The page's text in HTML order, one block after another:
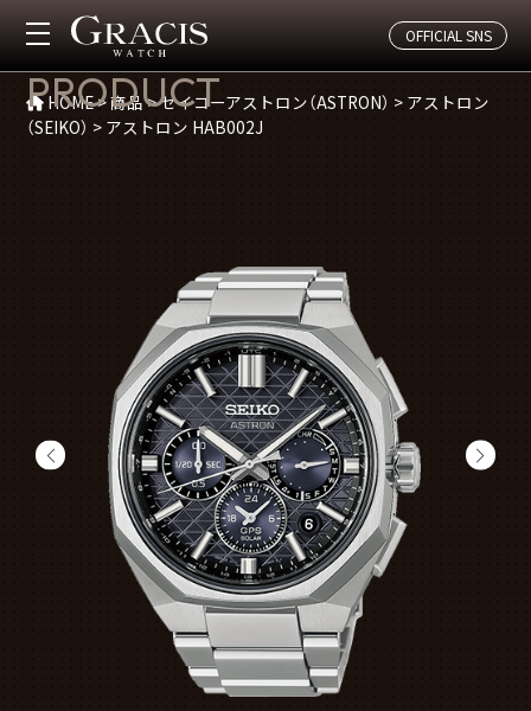
OFFICIAL SNS
商品紹介
PRODUCT
HOME>商品>セイコーアストロン（ASTRON） > アストロン
（SEIKO） > アストロン HAB002J